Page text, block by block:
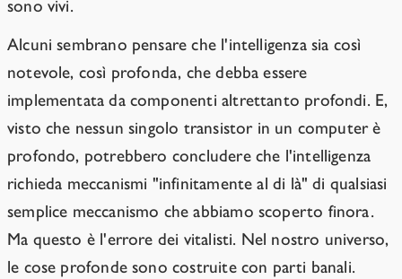
sono vivi.
Alcuni sembrano pensare che l'intelligenza sia così
notevole, così profonda, che debba essere
implementata da componenti altrettanto profondi. E,
visto che nessun singolo transistor in un computer è
profondo, potrebbero concludere che l'intelligenza
richieda meccanismi "infinitamente al di là" di qualsiasi
semplice meccanismo che abbiamo scoperto finora.
Ma questo è l'errore dei vitalisti. Nel nostro universo,
le cose profonde sono costruite con parti banali.